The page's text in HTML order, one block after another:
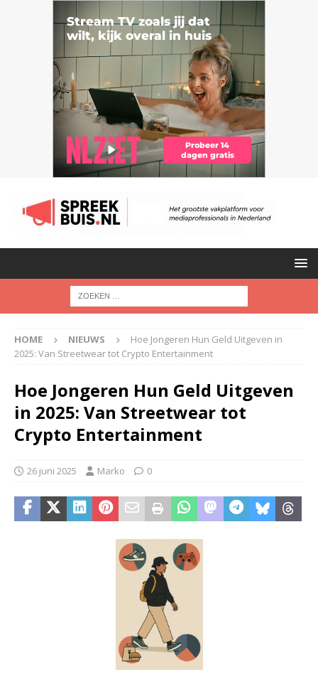
HOME NIEUWS
Hoe Jongeren Hun Geld Uitgeven in
2025: Van Streetwear tot Crypto Entertainment
Hoe Jongeren Hun Geld Uitgeven
in 2025: Van Streetwear tot
Crypto Entertainment
26 juni 2025 Marko 0